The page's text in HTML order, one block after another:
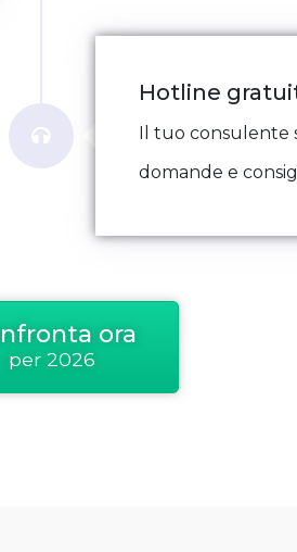
Hotline
Il tuo consulente
domande e
ora
per 2026